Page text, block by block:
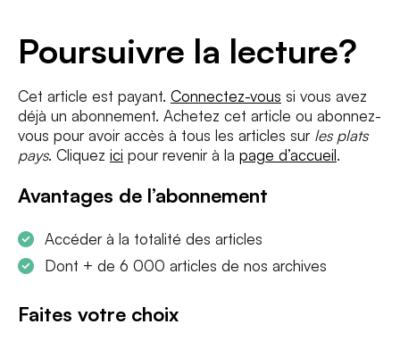
Poursuivre la lecture?
Cet article est payant. Connectez-vous si vous avez
déjà un abonnement. Achetez cet article ou abonnez-
vous pour avoir accès à tous les articles sur les plats
pays. Cliquez ici pour revenir à la page d’accueil.
Avantages de l’abonnement
Accéder à la totalité des articles
Dont + de 6 000 articles de nos archives
Faites votre choix
J'accepte les termes et conditions etla politique de confidentialité
S'INSCRIRE